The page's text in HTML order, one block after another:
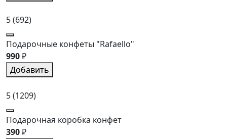
5(692)
Подарочные конфеты "Rafaello"
990₽
Добавить
5(1209)
Подарочная коробка конфет
390₽